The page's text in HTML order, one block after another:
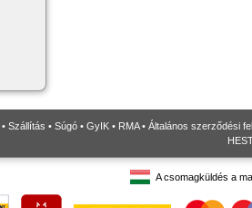
• Szállítás • Súgó • GyIK • RMA• Általános szerződési
A csomagküldés a